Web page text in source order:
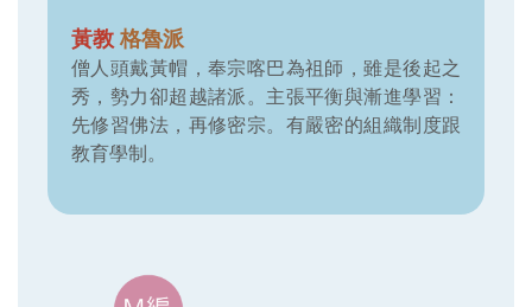
黃教 格魯派
僧人頭戴黃帽，奉宗喀巴為祖師，雖是後起之
秀，勢力卻超越諸派。主張平衡與漸進學習：
先修習佛法，再修密宗。有嚴密的組織制度跟
教育學制。